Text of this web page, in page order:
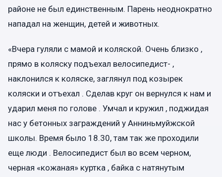
районе не был единственным. Парень неоднократно
нападал на женщин, детей и животных.
«Вчера гуляли с мамой и коляской. Очень близко ,
прямо в коляску подъехал велосипедист- ,
наклонился к коляске, заглянул под козырек
коляски и отъехал . Сделав круг он вернулся к нам и
ударил меня по голове . Умчал и кружил , поджидая
нас у бетонных заграждений у Анниньмуйжской
школы. Время было 18.30, там так же проходили
еще люди . Велосипедист был во всем черном,
черная «кожаная» куртка , байка с натянутым